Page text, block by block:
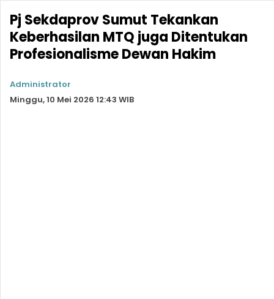
Pj Sekdaprov Sumut Tekankan
Keberhasilan MTQ juga Ditentukan
Profesionalisme Dewan Hakim
Administrator
Minggu, 10 Mei 2026 12:43 WIB